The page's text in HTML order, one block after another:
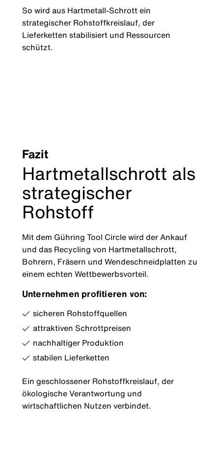
So wird aus Hartmetall-Schrott ein
strategischer Rohstoffkreislauf, der
Lieferketten stabilisiert und Ressourcen
schützt.
Fazit
Hartmetallschrott als
strategischer
Rohstoff
Mit dem Gühring Tool Circle wird der Ankauf
und das Recycling von Hartmetallschrott,
Bohrern, Fräsern und Wendeschneidplatten zu
einem echten Wettbewerbsvorteil.
Unternehmen profitieren von:
sicheren Rohstoffquellen
attraktiven Schrottpreisen
nachhaltiger Produktion
stabilen Lieferketten
Ein geschlossener Rohstoffkreislauf, der
ökologische Verantwortung und
wirtschaftlichen Nutzen verbindet.